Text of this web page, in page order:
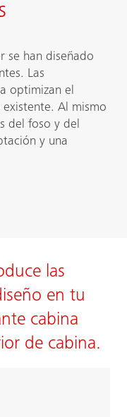
se han diseñado
Las
optimizan el
Al mismo
del foso y del
y una
las
en tu
cabina
de cabina.